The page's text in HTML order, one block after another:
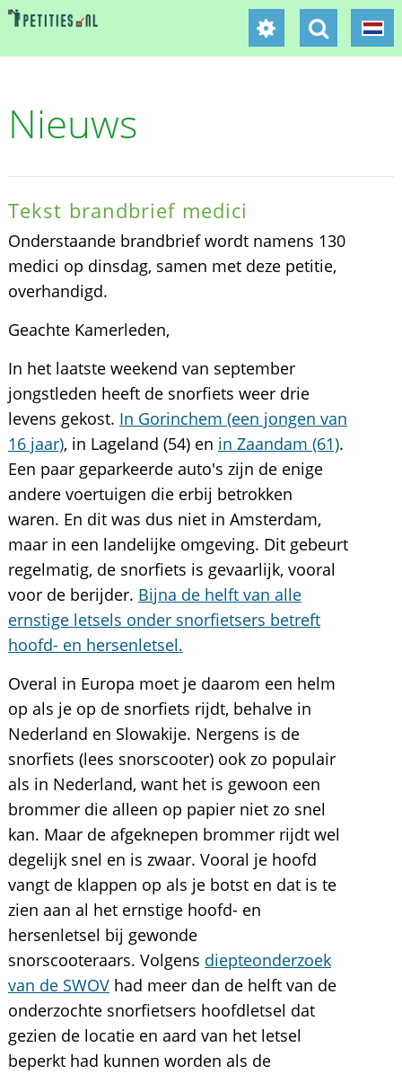
Nieuws
Tekst brandbrief medici
Onderstaande brandbrief wordt namens 130
medici op dinsdag, samen met deze petitie,
overhandigd.
Geachte Kamerleden,
In het laatste weekend van september
jongstleden heeft de snorfiets weer drie
levens gekost. In Gorinchem (een jongen van
16 jaar), in Lageland (54) en in Zaandam (61).
Een paar geparkeerde auto's zijn de enige
andere voertuigen die erbij betrokken
waren. En dit was dus niet in Amsterdam,
maar in een landelijke omgeving. Dit gebeurt
regelmatig, de snorfiets is gevaarlijk, vooral
voor de berijder. Bijna de helft van alle
ernstige letsels onder snorfietsers betreft
hoofd- en hersenletsel.
Overal in Europa moet je daarom een helm
op als je op de snorfiets rijdt, behalve in
Nederland en Slowakije. Nergens is de
snorfiets (lees snorscooter) ook zo populair
als in Nederland, want het is gewoon een
brommer die alleen op papier niet zo snel
kan. Maar de afgeknepen brommer rijdt wel
degelijk snel en is zwaar. Vooral je hoofd
vangt de klappen op als je botst en dat is te
zien aan al het ernstige hoofd- en
hersenletsel bij gewonde
snorscooteraars. Volgens diepteonderzoek
van de SWOVhad meer dan de helft van de
onderzochte snorfietsers hoofdletsel dat
gezien de locatie en aard van het letsel
beperkt had kunnen worden als de